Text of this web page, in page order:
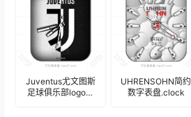
Juventus尤文图斯
足球俱乐部logo简
UHRENSOHN简约
数字表盘.clock